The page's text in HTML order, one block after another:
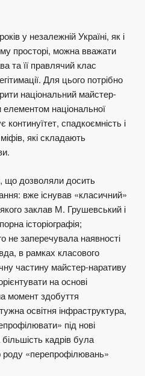
у незалежній Україні, як і
просторі, можна вважати
та її правлячий клас
Для цього потрібно
національний майстер-
національної
континуїтет, спадкоємність і
які складають
що дозволяли досить
вже існував «класичний»
заклав М. Грушевський і
історіографія;
не заперечувала наявності
в рамках класового
частину майстер-наративу
на основі
момент здобуття
освітня інфраструктура,
під нові
кадрів була
роду «перепрофілювань»